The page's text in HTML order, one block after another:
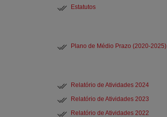
Estatutos
Plano de Médio Prazo (2020-2025)
Relatório de Atividades 2024
Relatório de Atividades 2023
Relatório de Atividades 2022